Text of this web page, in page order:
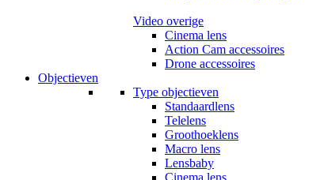
Video overige
Cinema lens
Action Cam accessoires
Drone accessoires
Objectieven
Type objectieven
Standaardlens
Telelens
Groothoeklens
Macro lens
Lensbaby
Cinema lens